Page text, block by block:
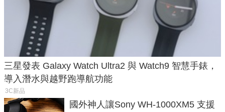
三星發表 Galaxy Watch Ultra2 與 Watch9 智慧手錶，
導入潛水與越野跑導航功能
3C新品
國外神人讓Sony WH-1000XM5 支援